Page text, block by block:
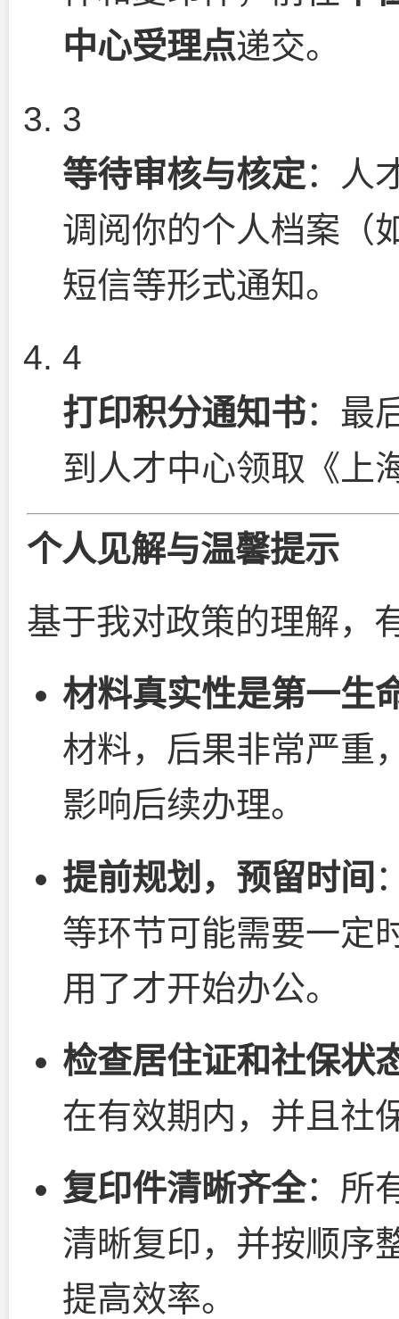
中心受理点递交。
3
等待审核与核定：人
调阅你的个人档案（
短信等形式通知。
4
打印积分通知书：最
到人才中心领取《上
个人见解与温馨提示
基于我对政策的理解，
材料真实性是第一生
材料，后果非常严重
影响后续办理。
提前规划，预留时间
等环节可能需要一定
用了才开始办公。
检查居住证和社保状
在有效期内，并且社
复印件清晰齐全：所
清晰复印，并按顺序
提高效率。